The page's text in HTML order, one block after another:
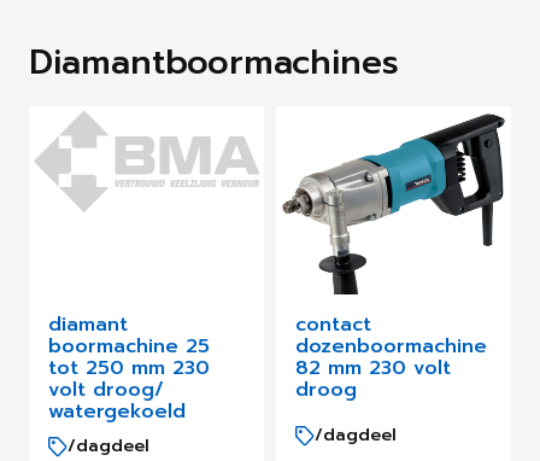
Diamantboormachines
diamant
boormachine 25
tot 250 mm 230
volt droog/
watergekoeld
/dagdeel
contact
dozenboormachine
82 mm 230 volt
droog
/dagdeel